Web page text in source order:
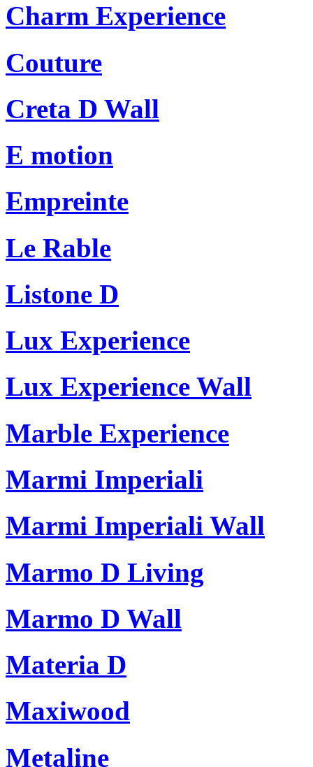
Charm Experience
Couture
Creta D Wall
E motion
Empreinte
Le Rable
Listone D
Lux Experience
Lux Experience Wall
Marble Experience
Marmi Imperiali
Marmi Imperiali Wall
Marmo D Living
Marmo D Wall
Materia D
Maxiwood
Metaline